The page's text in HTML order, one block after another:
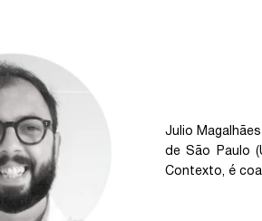
Julio
de São Paulo
Contexto, é